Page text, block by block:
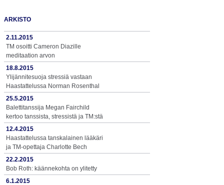
ARKISTO
2.11.2015
TM osoitti Cameron Diazille
meditaation arvon
18.8.2015
Ylijännitesuoja stressiä vastaan
Haastattelussa Norman Rosenthal
25.5.2015
Balettitanssija Megan Fairchild
kertoo tanssista, stressistä ja TM:stä
12.4.2015
Haastattelussa tanskalainen lääkäri
ja TM-opettaja Charlotte Bech
22.2.2015
Bob Roth: käännekohta on ylitetty
6.1.2015